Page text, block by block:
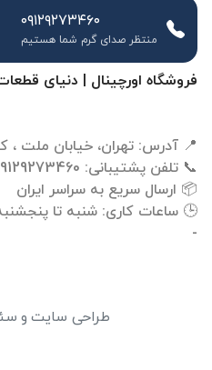
فروشگاه اورچینال | دنیای
-
۰۹۱۲۹۲۷۳۴۶۰
منتظر صدای گرم شما هستیم
طراحی سایت و